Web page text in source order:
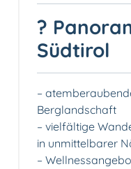
?
Südtirol
–
Berglandschaft️
– vielfältige
in unmittelbarer
–